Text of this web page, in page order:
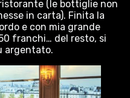
(le bottiglie non
in carta). Finita la
e con mia grande
franchi… del resto, si
argentato.